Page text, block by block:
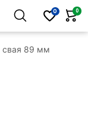
0 0
свая 89 мм